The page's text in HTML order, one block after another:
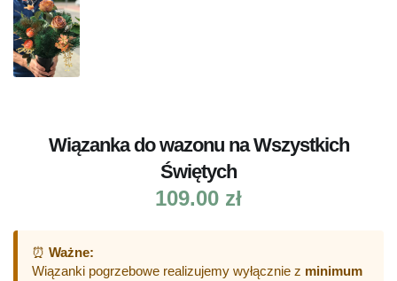
Wiązanka do wazonu na Wszystkich
Świętych
109.00 zł
⏰ Ważne:
Wiązanki pogrzebowe realizujemy wyłącznie z minimum